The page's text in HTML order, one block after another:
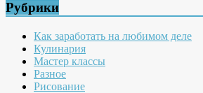
Рубрики
Как заработать на любимом деле
Кулинария
Мастер классы
Разное
Рисование